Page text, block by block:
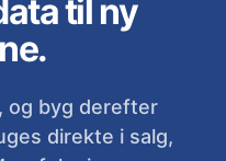
til ny
og byg derefter
direkte i salg,